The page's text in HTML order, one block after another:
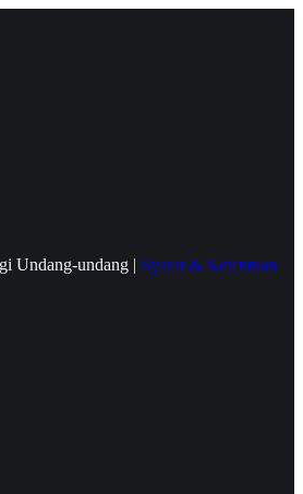
Undang-undang | Syarat & Ketentuan